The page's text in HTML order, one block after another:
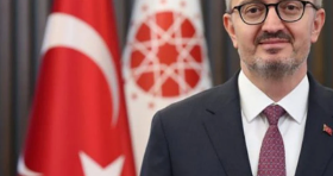
BİLİM VE TEKNOLOJİ
OTOMOBİL
KURUMSAL